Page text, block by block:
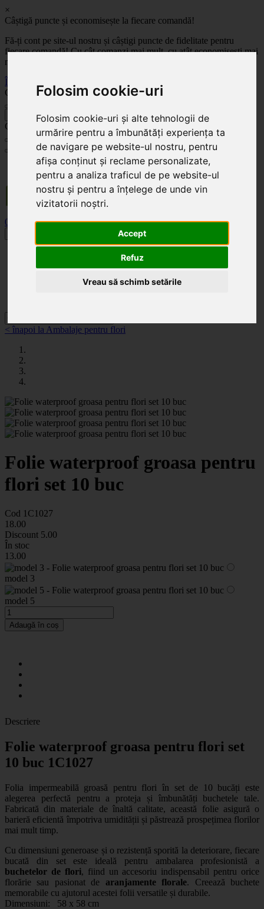
Folosim cookie-uri
Folosim cookie-uri și alte tehnologii de
urmărire pentru a îmbunătăți experiența ta
de navigare pe website-ul nostru, pentru
afișa conținut și reclame personalizate,
pentru a analiza traficul de pe website-ul
nostru și pentru a înțelege de unde vin
vizitatorii noștri.
Accept
Refuz
Vreau să schimb setările
×
Câștigă puncte și economisește la fiecare comandă!
Fă-ți cont pe site-ul nostru și câștigi puncte de fidelitate pentru
fiecare comandă! Cu cât comanzi mai mult, cu atât economisești mai
mult!
Înregistrează-te acum
Celoplast
Celoplast
Transportul este GRATUIT pentru comenzile mai mari de 350 Lei. Comanda minimă în
valoare de 100 Lei. Expediere în 1 - 2 zile lucrătoare.
0
Categorii
< înapoi la Ambalaje pentru flori
Folie waterproof groasa pentru
flori set 10 buc
Cod 1C1027
18.00
Discount 5.00
În stoc
13.00
model 3
model 5
Adaugă în coș
Descriere
Folie waterproof groasa pentru flori set
10 buc 1C1027
Folia impermeabilă groasă pentru flori în set de 10 bucăți este
alegerea perfectă pentru a proteja și îmbunătăți buchetele tale.
Fabricată din materiale de înaltă calitate, această folie asigură o
barieră eficientă împotriva umidității și păstrează prospețimea florilor
mai mult timp.
Cu dimensiuni generoase și o rezistență sporită la deteriorare, fiecare
bucată din set este ideală pentru ambalarea profesionistă a
buchetelor de flori, fiind un accesoriu indispensabil pentru orice
florărie sau pasionat de aranjamente florale. Creează buchete
memorabile cu ajutorul acestei folii versatile și durabile.
Dimensiuni: 58 x 58 cm